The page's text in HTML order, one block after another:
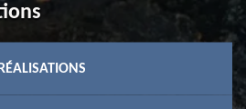
RÉALISATIONS